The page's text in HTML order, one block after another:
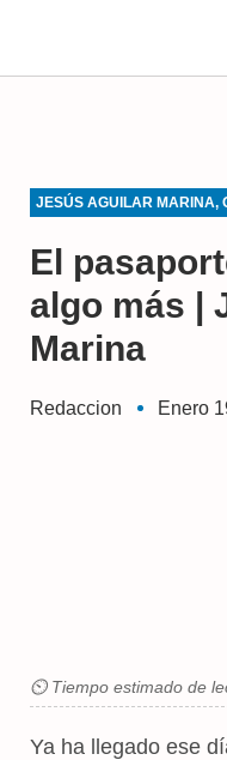
JESÚS AGUILAR MARINA,
El
algo más |
Marina
Redaccion Enero
⏲ Tiempo estimado de
Ya ha llegado ese